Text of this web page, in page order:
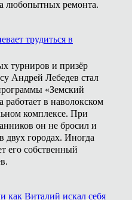
любопытных ремонта.
трудиться в
турниров и призёр
Андрей Лебедев стал
«Земский
работает в наволокском
комплексе. При
он не бросил и
двух городах. Иногда
его собственный
как Виталий искал себя